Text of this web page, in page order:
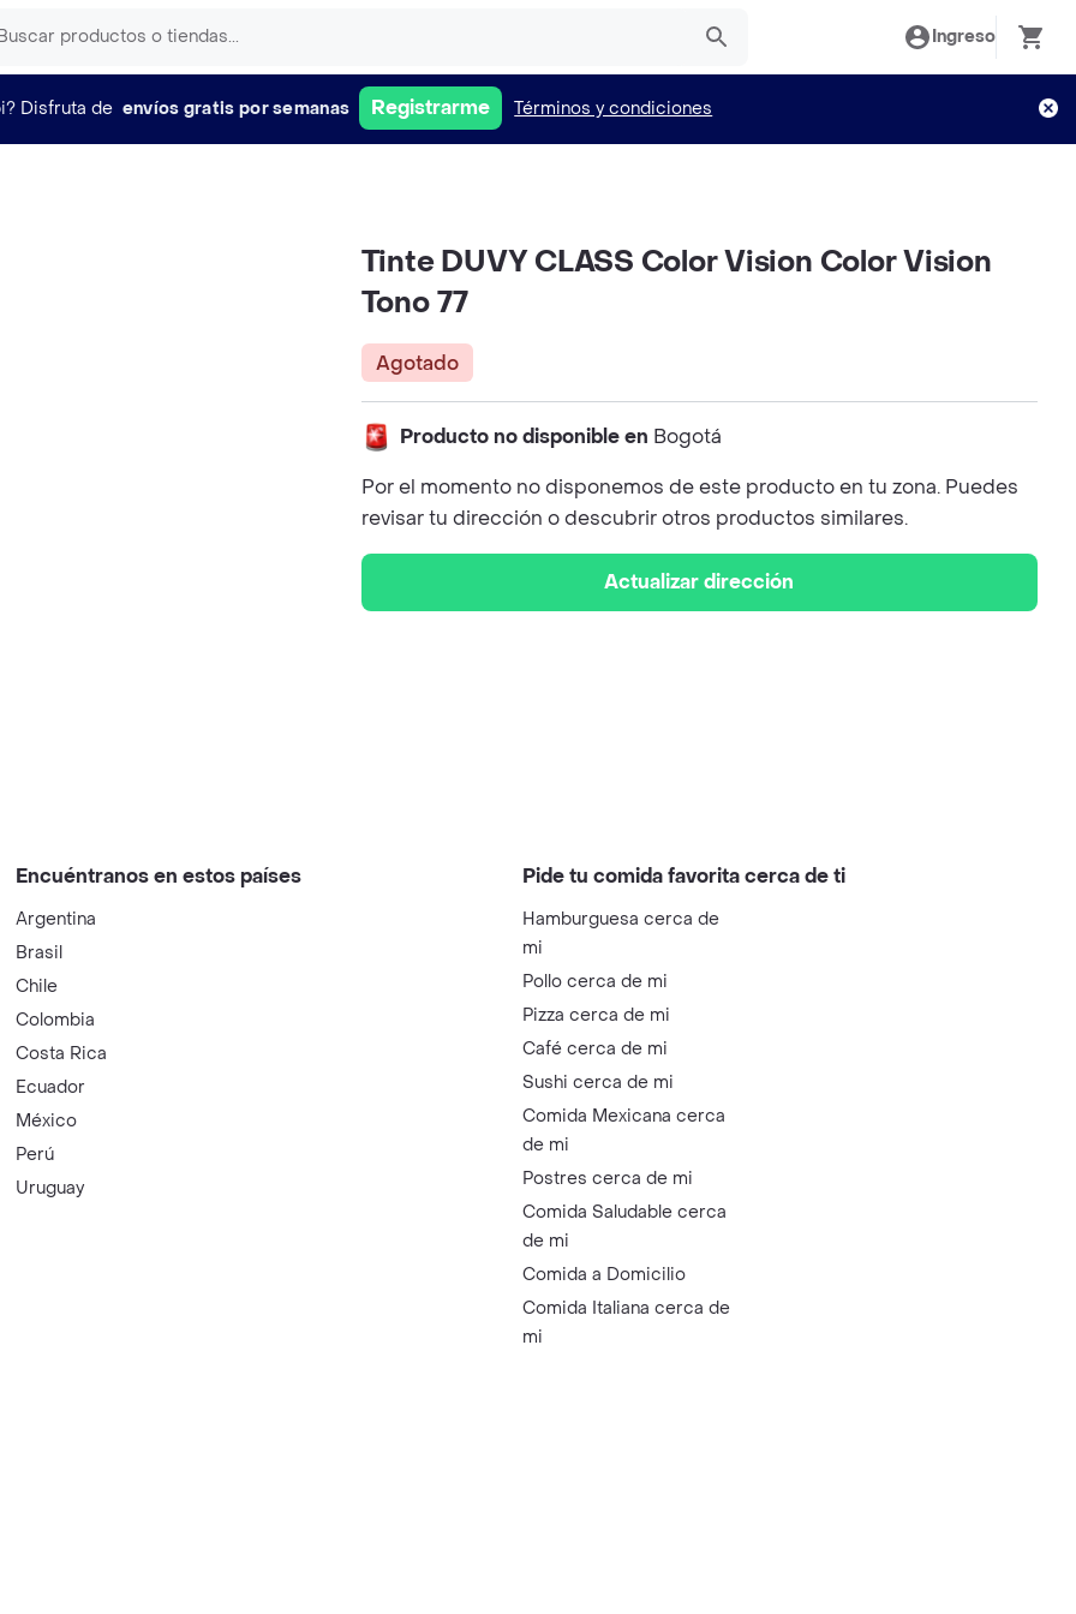
Ingreso
Disfruta de envíos gratis por semanas Registrarme Términos y condiciones
Tinte DUVY CLASS Color Vision Color Vision
Tono 77
Agotado
Producto no disponible en Bogotá
Por el momento no disponemos de este producto en tu zona. Puedes
revisar tu dirección o descubrir otros productos similares.
Actualizar dirección
Encuéntranos en estos países
Argentina
Brasil
Chile
Colombia
Costa Rica
Ecuador
México
Perú
Uruguay
Pide tu comida favorita cerca de ti
Hamburguesa cerca de
mi
Pollo cerca de mi
Pizza cerca de mi
Café cerca de mi
Sushi cerca de mi
Comida Mexicana cerca
de mi
Postres cerca de mi
Comida Saludable cerca
de mi
Comida a Domicilio
Comida Italiana cerca de
mi